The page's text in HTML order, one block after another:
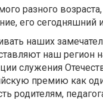
разного
его сегодняшний
наших
наш регион
служения
премию как
родителям,